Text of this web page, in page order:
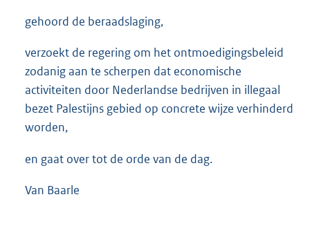
gehoord de beraadslaging,
verzoekt de regering om het ontmoedigingsbeleid
zodanig aan te scherpen dat economische
activiteiten door Nederlandse bedrijven in illegaal
bezet Palestijns gebied op concrete wijze verhinderd
worden,
en gaat over tot de orde van de dag.
Van Baarle